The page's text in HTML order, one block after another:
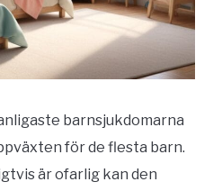
barnsjukdomarna
för de flesta barn.
är ofarlig kan den